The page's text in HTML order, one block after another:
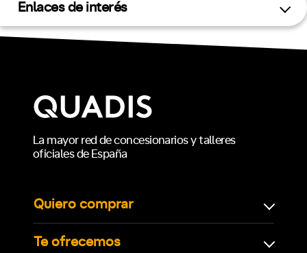
Enlaces de interés
La mayor red de concesionarios y talleres
oficiales de España
Quiero comprar
Te ofrecemos